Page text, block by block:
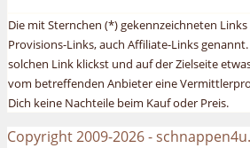
Die mit Sternchen (*) gekennzeichneten
Provisions-Links, auch Affiliate-Links
solchen Link klickst und auf der Zielseite
vom betreffenden Anbieter eine
Dich keine Nachteile beim Kauf oder Preis.
Copyright 2009-2026 -